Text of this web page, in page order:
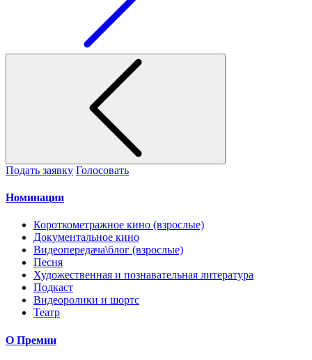
Подать заявку Голосовать
Номинации
Короткометражное кино (взрослые)
Документальное кино
Видеопередача\блог (взрослые)
Песня
Художественная и познавательная литература
Подкаст
Видеоролики и шортс
Театр
О Премии